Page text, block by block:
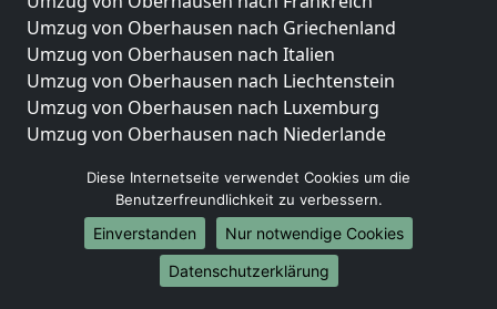
Umzug von Oberhausen nach Griechenland
Umzug von Oberhausen nach Italien
Umzug von Oberhausen nach Liechtenstein
Umzug von Oberhausen nach Luxemburg
Umzug von Oberhausen nach Niederlande
Umzüge-Deutschlandweit
Umzug von Oberhausen nach Berlin
Umzug von Oberhausen nach Hamburg
Umzug von Oberhausen nach München
Diese Internetseite verwendet Cookies um die
Benutzerfreundlichkeit zu verbessern.
Einverstanden
Nur notwendige Cookies
Datenschutzerklärung